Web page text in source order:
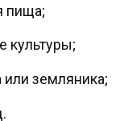
пища;
культуры;
или земляника;